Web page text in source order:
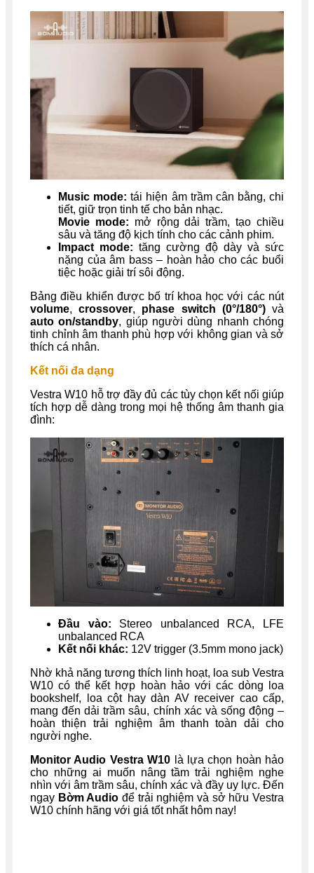
Music mode: tái hiện âm trầm cân bằng, chi
tiết, giữ trọn tinh tế cho bản nhạc.
Movie mode: mở rộng dải trầm, tạo chiều
sâu và tăng độ kịch tính cho các cảnh phim.
Impact mode: tăng cường độ dày và sức
nặng của âm bass – hoàn hảo cho các buổi
tiệc hoặc giải trí sôi động.
Bảng điều khiển được bố trí khoa học với các nút
volume,crossover, phase switch (0°/180°)và
auto on/standby, giúp người dùng nhanh chóng
tinh chỉnh âm thanh phù hợp với không gian và sở
thích cá nhân.
Kết nối đa dạng
Vestra W10 hỗ trợ đầy đủ các tùy chọn kết nối giúp
tích hợp dễ dàng trong mọi hệ thống âm thanh gia
đình:
Đầu vào: Stereo unbalanced RCA, LFE
unbalanced RCA
Kết nối khác: 12V trigger (3.5mm mono jack)
Nhờ khả năng tương thích linh hoạt, loa sub Vestra
W10 có thể kết hợp hoàn hảo với các dòng loa
bookshelf, loa cột hay dàn AV receiver cao cấp,
mang đến dải trầm sâu, chính xác và sống động –
hoàn thiện trải nghiệm âm thanh toàn dải cho
người nghe.
Monitor Audio Vestra W10 là lựa chọn hoàn hảo
cho những ai muốn nâng tầm trải nghiệm nghe
nhìn với âm trầm sâu, chính xác và đầy uy lực. Đến
ngay Bờm Audio để trải nghiệm và sở hữu Vestra
W10 chính hãng với giá tốt nhất hôm nay!